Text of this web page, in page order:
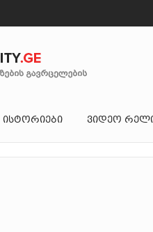
ᲘᲡᲢᲝᲠᲘᲔᲑᲘ ᲕᲘᲓᲔᲝ